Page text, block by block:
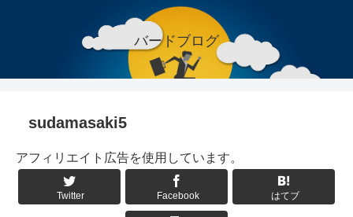
バードブログ
sudamasaki5
アフィリエイト広告を使用しています。
Twitter Facebook はてブ